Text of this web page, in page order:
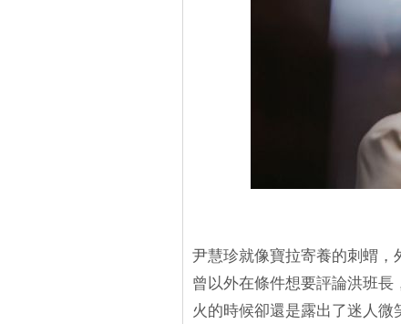
尹慧珍就像寶拉寄養的刺蝟
曾以外在條件想要評論洪班
火的時候卻還是露出了迷人